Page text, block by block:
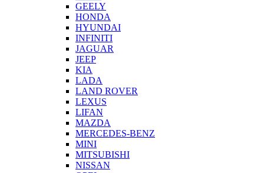
GEELY
HONDA
HYUNDAI
INFINITI
JAGUAR
JEEP
KIA
LADA
LAND ROVER
LEXUS
LIFAN
MAZDA
MERCEDES-BENZ
MINI
MITSUBISHI
NISSAN